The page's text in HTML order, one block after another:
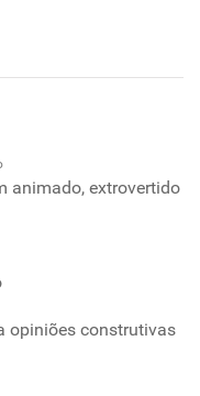
animado, extrovertido
opiniões construtivas